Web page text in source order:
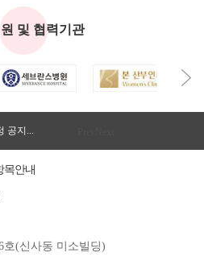
및 협력기관
공지...
공지...
공지...
목안내
호(신사동 미소빌딩)